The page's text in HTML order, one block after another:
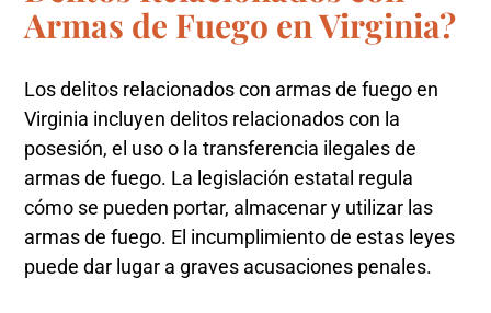
Armas de Fuego en Virginia?
Los delitos relacionados con armas de fuego en
Virginia incluyen delitos relacionados con la
posesión, el uso o la transferencia ilegales de
armas de fuego. La legislación estatal regula
cómo se pueden portar, almacenar y utilizar las
armas de fuego. El incumplimiento de estas leyes
puede dar lugar a graves acusaciones penales.